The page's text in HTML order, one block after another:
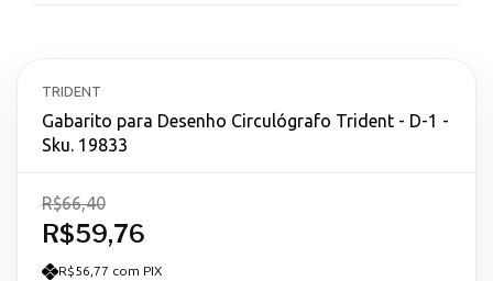
TRIDENT
Gabarito para Desenho Circulógrafo Trident - D-1 -
Sku. 19833
R$59,76
R$66,40
R$56,77 com PIX